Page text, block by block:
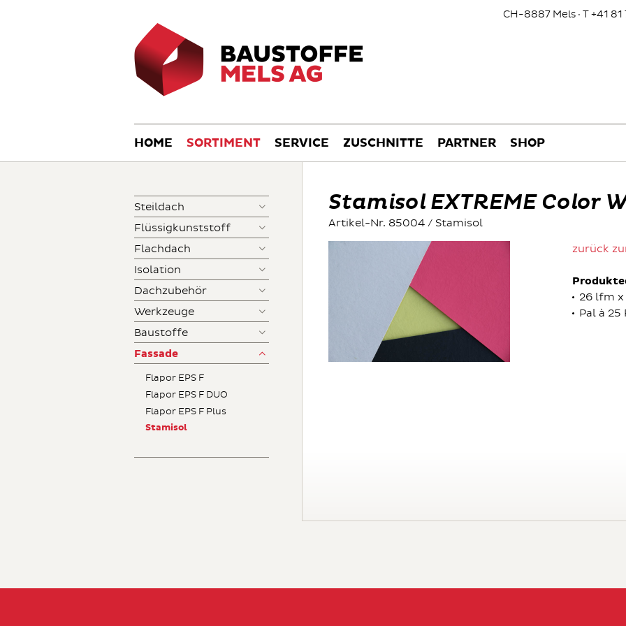
CH-8887 Mels · T +41 81
HOME SORTIMENT SERVICE ZUSCHNITTE PARTNER SHOP
Steildach
Flüssigkunststoff
Flachdach
Isolation
Dachzubehör
Werkzeuge
Baustoffe
Fassade
Flapor EPS F
Flapor EPS F DUO
Flapor EPS F Plus
Stamisol
Stamisol EXTREME Color
Artikel-Nr. 85004 / Stamisol
zurück
26 lfm x
Pal à 25